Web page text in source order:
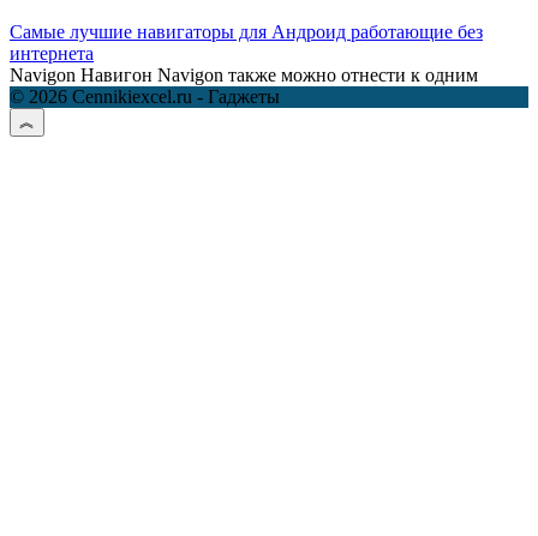
Самые лучшие навигаторы для Андроид работающие без
интернета
Navigon Навигон Navigon также можно отнести к одним
© 2026 Cennikiexcel.ru - Гаджеты